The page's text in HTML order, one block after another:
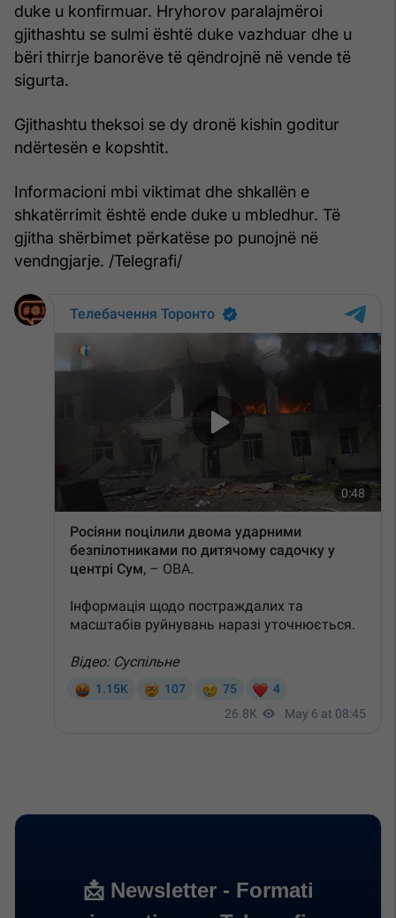
duke u konfirmuar. Hryhorov paralajmëroi
gjithashtu se sulmi është duke vazhduar dhe u
bëri thirrje banorëve të qëndrojnë në vende të
sigurta.
Gjithashtu theksoi se dy dronë kishin goditur
ndërtesën e kopshtit.
Informacioni mbi viktimat dhe shkallën e
shkatërrimit është ende duke u mbledhur. Të
gjitha shërbimet përkatëse po punojnë në
vendngjarje. /Telegrafi/